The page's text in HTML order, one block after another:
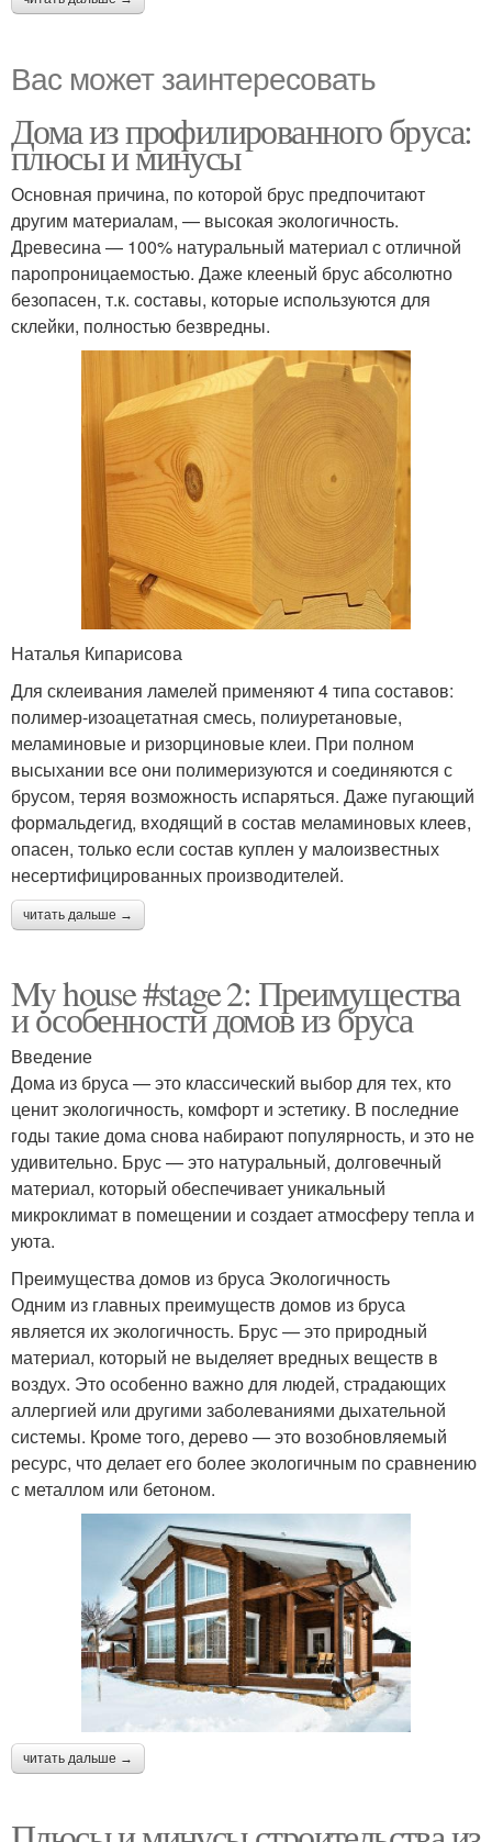
Вас может заинтересовать
Дома из профилированного бруса:
плюсы и минусы
Основная причина, по которой брус предпочитают
другим материалам, — высокая экологичность.
Древесина — 100% натуральный материал с отличной
паропроницаемостью. Даже клееный брус абсолютно
безопасен, т.к. составы, которые используются для
склейки, полностью безвредны.
Наталья Кипарисова
Для склеивания ламелей применяют 4 типа составов:
полимер-изоацетатная смесь, полиуретановые,
меламиновые и ризорциновые клеи. При полном
высыхании все они полимеризуются и соединяются с
брусом, теряя возможность испаряться. Даже пугающий
формальдегид, входящий в состав меламиновых клеев,
опасен, только если состав куплен у малоизвестных
несертифицированных производителей.
читать дальше →
My house #stage 2: Преимущества
и особенности домов из бруса
Введение
Дома из бруса — это классический выбор для тех, кто
ценит экологичность, комфорт и эстетику. В последние
годы такие дома снова набирают популярность, и это не
удивительно. Брус — это натуральный, долговечный
материал, который обеспечивает уникальный
микроклимат в помещении и создает атмосферу тепла и
уюта.
Преимущества домов из бруса Экологичность
Одним из главных преимуществ домов из бруса
является их экологичность. Брус — это природный
материал, который не выделяет вредных веществ в
воздух. Это особенно важно для людей, страдающих
аллергией или другими заболеваниями дыхательной
системы. Кроме того, дерево — это возобновляемый
ресурс, что делает его более экологичным по сравнению
с металлом или бетоном.
читать дальше →